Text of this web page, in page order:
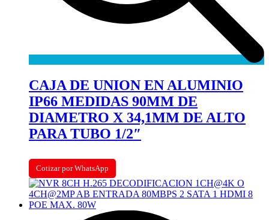
CAJA DE UNION EN ALUMINIO
IP66 MEDIDAS 90MM DE
DIAMETRO X 34,1MM DE ALTO
PARA TUBO 1/2″
Cotizar por WhatsApp